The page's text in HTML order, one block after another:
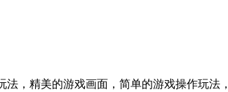
，精美的游戏画面，简单的游戏操作玩